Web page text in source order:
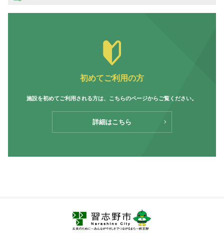
初めてご利用の方
施設を初めてご利用される方は、 こちらのページからご覧ください。
詳細はこちら